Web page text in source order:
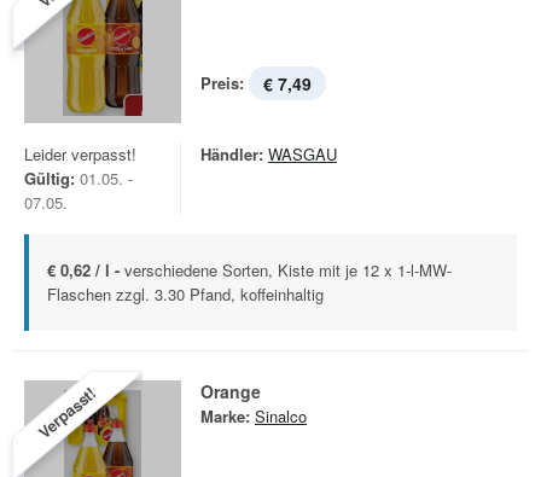
Preis: € 7,49
Leider verpasst!
Gültig: 01.05. -
07.05.
Händler: WASGAU
€ 0,62 / l - verschiedene Sorten, Kiste mit je 12 x 1-l-MW-
Flaschen zzgl. 3.30 Pfand, koffeinhaltig
Verpasst! Orange
Marke: Sinalco